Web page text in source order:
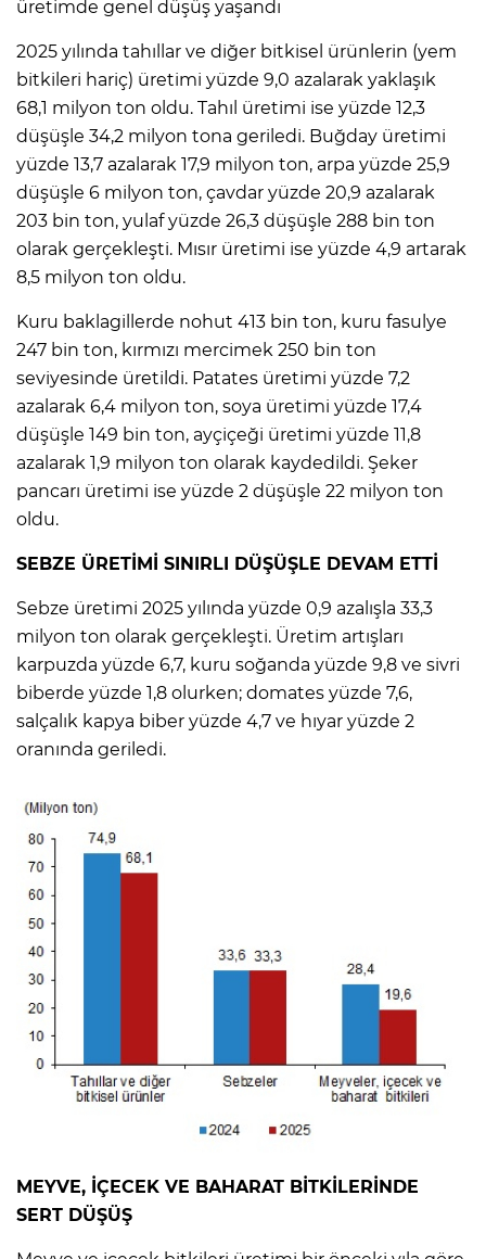
üretimde genel düşüş yaşandı
2025 yılında tahıllar ve diğer bitkisel ürünlerin (yem
bitkileri hariç) üretimi yüzde 9,0 azalarak yaklaşık
68,1 milyon ton oldu. Tahıl üretimi ise yüzde 12,3
düşüşle 34,2 milyon tona geriledi. Buğday üretimi
yüzde 13,7 azalarak 17,9 milyon ton, arpa yüzde 25,9
düşüşle 6 milyon ton, çavdar yüzde 20,9 azalarak
203 bin ton, yulaf yüzde 26,3 düşüşle 288 bin ton
olarak gerçekleşti. Mısır üretimi ise yüzde 4,9 artarak
8,5 milyon ton oldu.
Kuru baklagillerde nohut 413 bin ton, kuru fasulye
247 bin ton, kırmızı mercimek 250 bin ton
seviyesinde üretildi. Patates üretimi yüzde 7,2
azalarak 6,4 milyon ton, soya üretimi yüzde 17,4
düşüşle 149 bin ton, ayçiçeği üretimi yüzde 11,8
azalarak 1,9 milyon ton olarak kaydedildi. Şeker
pancarı üretimi ise yüzde 2 düşüşle 22 milyon ton
oldu.
SEBZE ÜRETİMİ SINIRLI DÜŞÜŞLE DEVAM ETTİ
Sebze üretimi 2025 yılında yüzde 0,9 azalışla 33,3
milyon ton olarak gerçekleşti. Üretim artışları
karpuzda yüzde 6,7, kuru soğanda yüzde 9,8 ve sivri
biberde yüzde 1,8 olurken; domates yüzde 7,6,
salçalık kapya biber yüzde 4,7 ve hıyar yüzde 2
oranında geriledi.
MEYVE, İÇECEK VE BAHARAT BİTKİLERİNDE
SERT DÜŞÜŞ